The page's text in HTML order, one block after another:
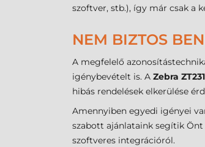
szoftver, stb.), így már csak a
NEM BIZTOS
A megfelelő
igénybevételt is. A Zebra
hibás rendelések elkerülése
Amennyiben egyedi igényei
szabott ajánlataink segítik
szoftveres integrációról.